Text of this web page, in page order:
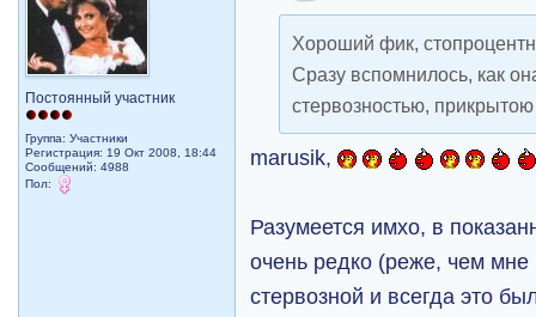
Постоянный участник
Группа: Участники
Регистрация: 19 Окт 2008, 18:44
Сообщений: 4988
Пол:
Хороший фик,
Сразу вспомнилось, как
стервозностью,
marusik,
Разумеется имхо, в
очень редко (реже, чем
стервозной и всегда это